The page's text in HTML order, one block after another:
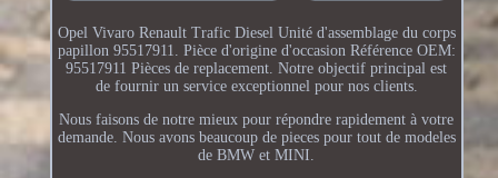
Opel Vivaro Renault Trafic Diesel Unité d'assemblage du corps
papillon 95517911. Pièce d'origine d'occasion Référence OEM:
95517911 Pièces de replacement. Notre objectif principal est
de fournir un service exceptionnel pour nos clients.
Nous faisons de notre mieux pour répondre rapidement à votre
demande. Nous avons beaucoup de pieces pour tout de modeles
de BMW et MINI.